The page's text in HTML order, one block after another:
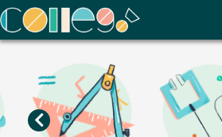
ColleGo! 大學選才與高中育才輔助系統